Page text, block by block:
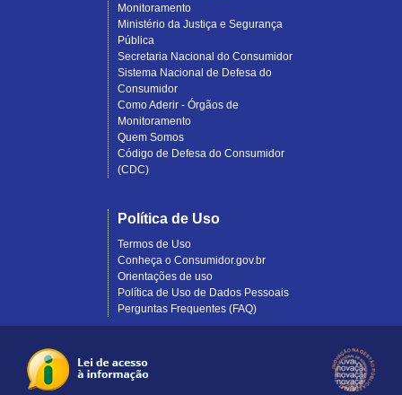
Monitoramento
Ministério da Justiça e Segurança
Pública
Secretaria Nacional do Consumidor
Sistema Nacional de Defesa do
Consumidor
Como Aderir - Órgãos de
Monitoramento
Quem Somos
Código de Defesa do Consumidor
(CDC)
Política de Uso
Termos de Uso
Conheça o Consumidor.gov.br
Orientações de uso
Política de Uso de Dados Pessoais
Perguntas Frequentes (FAQ)